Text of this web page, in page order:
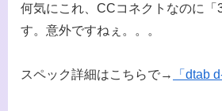
何気にこれ、CCコネクトなのに「
す。意外ですねぇ。。。
スペック詳細はこちらで→ 「dtab